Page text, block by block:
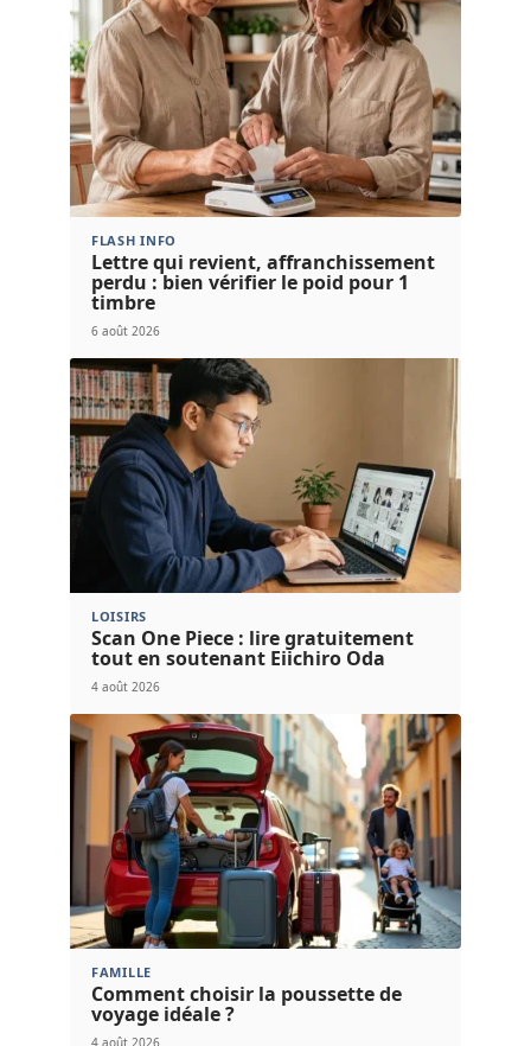
FLASH INFO
Lettre qui revient, affranchissement
perdu : bien vérifier le poid pour 1
timbre
6 août 2026
LOISIRS
Scan One Piece : lire gratuitement
tout en soutenant Eiichiro Oda
4 août 2026
FAMILLE
Comment choisir la poussette de
voyage idéale ?
4 août 2026